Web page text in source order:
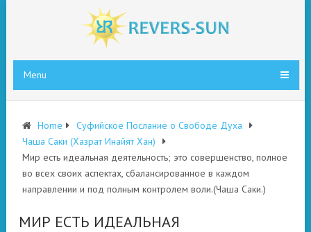
Menu
Home
Суфийское Послание о Свободе Духа
Чаша Саки (Хазрат Инайят Хан)
Мир есть идеальная деятельность; это совершенство, полное
во всех своих аспектах, сбалансированное в каждом
направлении и под полным контролем воли.(Чаша Саки.)
МИР ЕСТЬ ИДЕАЛЬНАЯ